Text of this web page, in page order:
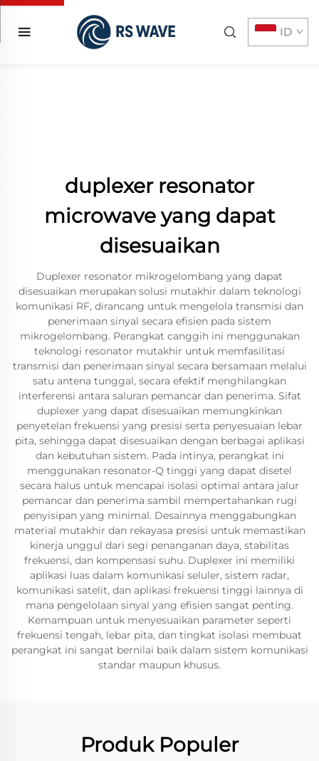
ID
duplexer resonator
microwave yang dapat
disesuaikan
Duplexer resonator mikrogelombang yang dapat
disesuaikan merupakan solusi mutakhir dalam teknologi
komunikasi RF, dirancang untuk mengelola transmisi dan
penerimaan sinyal secara efisien pada sistem
mikrogelombang. Perangkat canggih ini menggunakan
teknologi resonator mutakhir untuk memfasilitasi
transmisi dan penerimaan sinyal secara bersamaan melalui
satu antena tunggal, secara efektif menghilangkan
interferensi antara saluran pemancar dan penerima. Sifat
duplexer yang dapat disesuaikan memungkinkan
penyetelan frekuensi yang presisi serta penyesuaian lebar
pita, sehingga dapat disesuaikan dengan berbagai aplikasi
dan kebutuhan sistem. Pada intinya, perangkat ini
menggunakan resonator-Q tinggi yang dapat disetel
secara halus untuk mencapai isolasi optimal antara jalur
pemancar dan penerima sambil mempertahankan rugi
penyisipan yang minimal. Desainnya menggabungkan
material mutakhir dan rekayasa presisi untuk memastikan
kinerja unggul dari segi penanganan daya, stabilitas
frekuensi, dan kompensasi suhu. Duplexer ini memiliki
aplikasi luas dalam komunikasi seluler, sistem radar,
komunikasi satelit, dan aplikasi frekuensi tinggi lainnya di
mana pengelolaan sinyal yang efisien sangat penting.
Kemampuan untuk menyesuaikan parameter seperti
frekuensi tengah, lebar pita, dan tingkat isolasi membuat
perangkat ini sangat bernilai baik dalam sistem komunikasi
standar maupun khusus.
Produk Populer